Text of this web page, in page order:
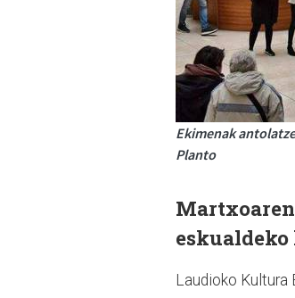
Ekimenak
Planto
Martxoaren
Laudioko